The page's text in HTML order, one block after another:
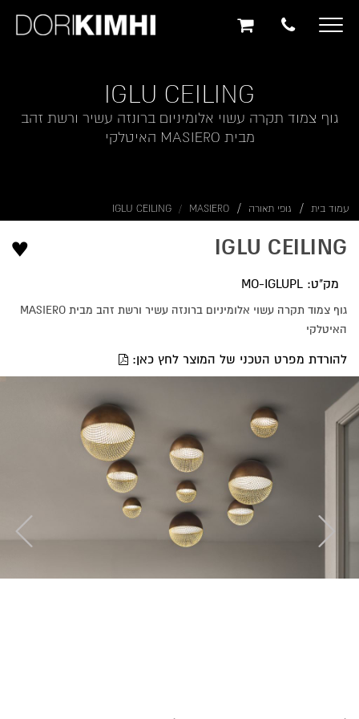
נגישות
ראשי
ראשיToggle
IGLU CEILING
גוף צמוד תקרה עשוי אלומיניום ברונזה עשיר ורשת זהב
מבית MASIERO האיטלקי
עמוד בית גופי תאורה MASIERO
IGLU CEILING
IGLU CEILING
מק"ט: MO-IGLUPL
גוף צמוד תקרה עשוי אלומיניום ברונזה עשיר ורשת זהב מבית MASIERO
האיטלקי
להורדת מפרט הטכני של המוצר לחץ כאן:
♥